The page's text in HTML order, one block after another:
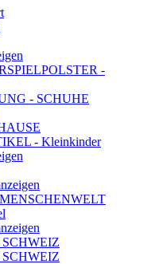
-
- SCHUHE
- Kleinkinder